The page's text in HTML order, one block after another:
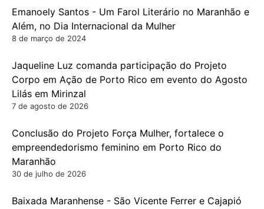
Emanoely Santos - Um Farol Literário no Maranhão e
Além, no Dia Internacional da Mulher
8 de março de 2024
Jaqueline Luz comanda participação do Projeto
Corpo em Ação de Porto Rico em evento do Agosto
Lilás em Mirinzal
7 de agosto de 2026
Conclusão do Projeto Força Mulher, fortalece o
empreendedorismo feminino em Porto Rico do
Maranhão
30 de julho de 2026
Baixada Maranhense - São Vicente Ferrer e Cajapió